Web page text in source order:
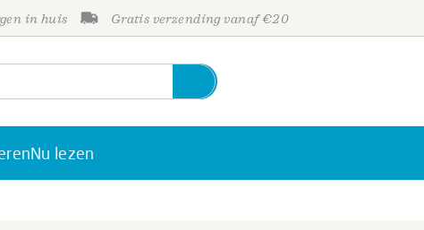
in huis Gratis verzending vanaf €20
Nu lezen
Personen